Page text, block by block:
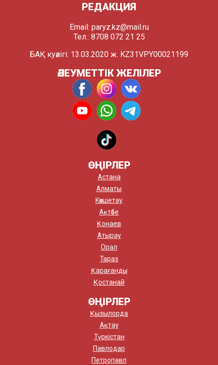
РЕДАКЦИЯ
Email: paryz.kz@mail.ru
Тел.: 8708 072 21 25
БАҚ куәлігі: 13.03.2020 ж. KZ31VPY00021199
ӘЛЕУМЕТТІК ЖЕЛІЛЕР
ӨҢІРЛЕР
Астана
Алматы
Көкшетау
Ақтөбе
Қонаев
Атырау
Орал
Тараз
Қарағанды
Қостанай
ӨҢІРЛЕР
Қызылорда
Ақтау
Түркістан
Павлодар
Петропавл